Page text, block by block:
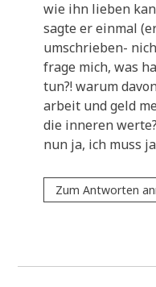
wie ihn lie­ben
sag­te er ein­mal
umschrie­ben-
fra­ge mich, was
tun?! war­um
arbeit und geld
die inne­ren
nun ja, ich muss
Zum Antworten